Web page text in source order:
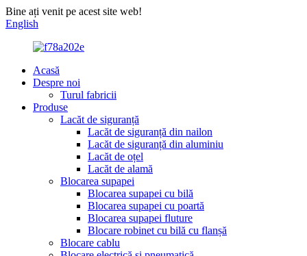
Bine ați venit pe acest site web!
English
Acasă
Despre noi
Turul fabricii
Produse
Lacăt de siguranță
Lacăt de siguranță din nailon
Lacăt de siguranță din aluminiu
Lacăt de oțel
Lacăt de alamă
Blocarea supapei
Blocarea supapei cu bilă
Blocarea supapei cu poartă
Blocarea supapei fluture
Blocare robinet cu bilă cu flanșă
Blocare cablu